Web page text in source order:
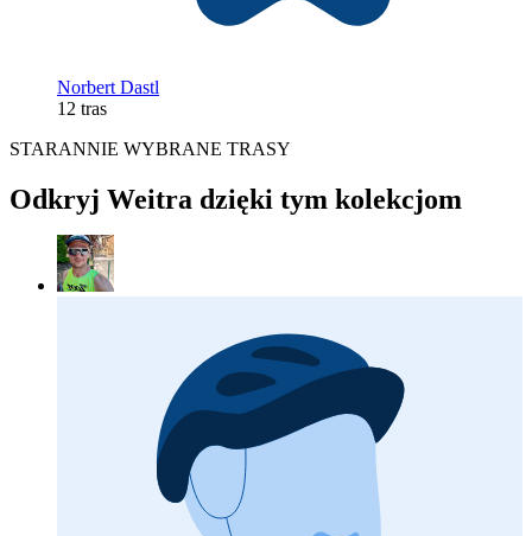
Norbert Dastl
12 tras
STARANNIE WYBRANE TRASY
Odkryj Weitra dzięki tym kolekcjom